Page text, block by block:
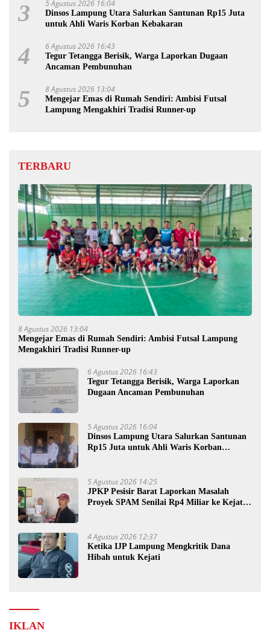
3 5 Agustus 2026 16:04
Dinsos Lampung Utara Salurkan Santunan Rp15 Juta
untuk Ahli Waris Korban Kebakaran
4 6 Agustus 2026 16:43
Tegur Tetangga Berisik, Warga Laporkan Dugaan
Ancaman Pembunuhan
5 8 Agustus 2026 13:04
Mengejar Emas di Rumah Sendiri: Ambisi Futsal
Lampung Mengakhiri Tradisi Runner-up
TERBARU
8 Agustus 2026 13:04
Mengejar Emas di Rumah Sendiri: Ambisi Futsal Lampung
Mengakhiri Tradisi Runner-up
6 Agustus 2026 16:43
Tegur Tetangga Berisik, Warga Laporkan
Dugaan Ancaman Pembunuhan
5 Agustus 2026 16:04
Dinsos Lampung Utara Salurkan Santunan
Rp15 Juta untuk Ahli Waris Korban
5 Agustus 2026 14:25
JPKP Pesisir Barat Laporkan Masalah
Proyek SPAM Senilai Rp4 Miliar ke Kejati
4 Agustus 2026 12:37
Ketika IJP Lampung Mengkritik Dana
Hibah untuk Kejati
IKLAN